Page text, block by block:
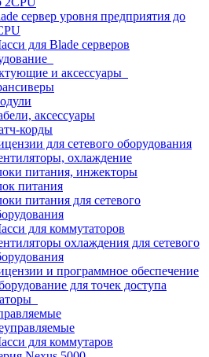
сервер уровня предприятия до
для Blade серверов
и аксессуары
аксессуары
корды
для сетевого оборудования
охлаждение
питания, инжекторы
питания
питания для сетевого
для коммутаторов
охлаждения для сетевого
и программное обеспечение
для точек доступа
для коммутаров